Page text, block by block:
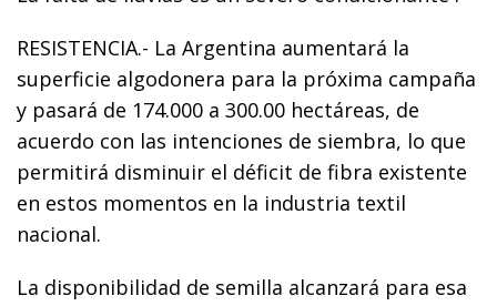
RESISTENCIA.- La Argentina aumentará la
superficie algodonera para la próxima campaña
y pasará de 174.000 a 300.00 hectáreas, de
acuerdo con las intenciones de siembra, lo que
permitirá disminuir el déficit de fibra existente
en estos momentos en la industria textil
nacional.
La disponibilidad de semilla alcanzará para esa